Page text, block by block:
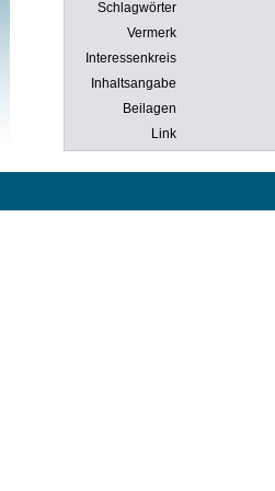
Schlagwörter
Vermerk
Interessenkreis
Inhaltsangabe
Beilagen
Link